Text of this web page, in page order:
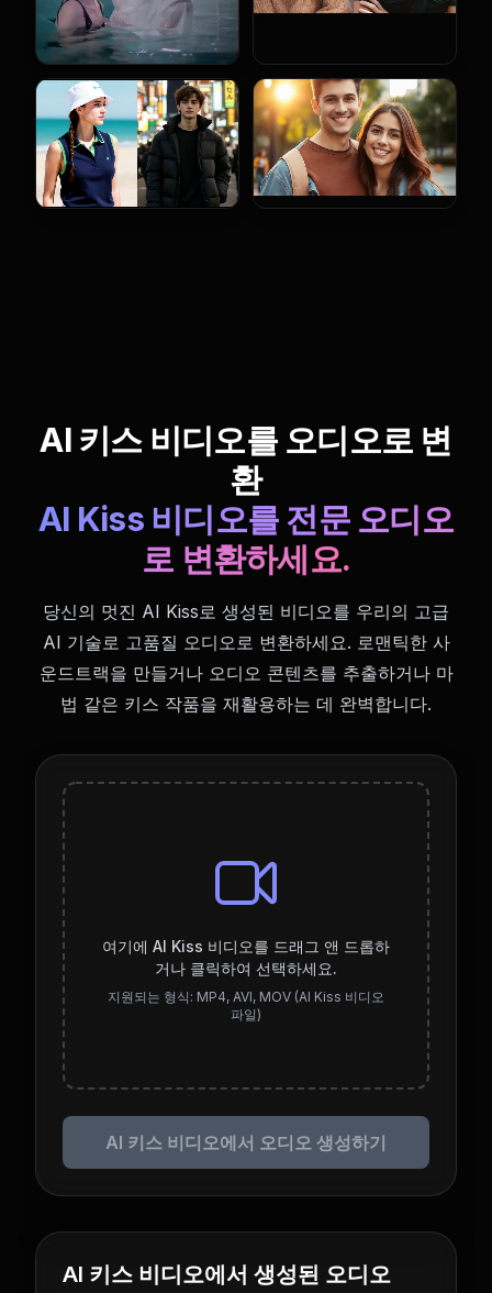
AI 키스 비디오를 오디오로 변
환
AI Kiss 비디오를 전문 오디오
로 변환하세요.
당신의 멋진 AI Kiss로 생성된 비디오를 우리의 고급
AI 기술로 고품질 오디오로 변환하세요. 로맨틱한 사
운드트랙을 만들거나 오디오 콘텐츠를 추출하거나 마
법 같은 키스 작품을 재활용하는 데 완벽합니다.
여기에 AI Kiss 비디오를 드래그 앤 드롭하
거나 클릭하여 선택하세요.
지원되는 형식: MP4, AVI, MOV (AI Kiss 비디오
파일)
AI 키스 비디오에서 오디오 생성하기
AI 키스 비디오에서 생성된 오디오